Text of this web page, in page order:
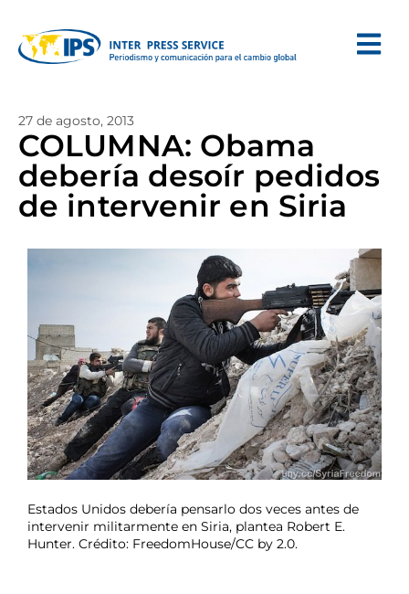
27 de agosto, 2013
COLUMNA: Obama
debería desoír pedidos
de intervenir en Siria
Estados Unidos debería pensarlo dos veces antes de
intervenir militarmente en Siria, plantea Robert E.
Hunter. Crédito: FreedomHouse/CC by 2.0.